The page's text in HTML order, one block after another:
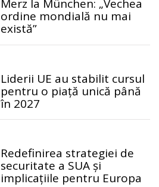
Merz la München: „Vechea
ordine mondială nu mai
există”
Liderii UE au stabilit cursul
pentru o piață unică până
în 2027
Redefinirea strategiei de
securitate a SUA și
implicațiile pentru Europa